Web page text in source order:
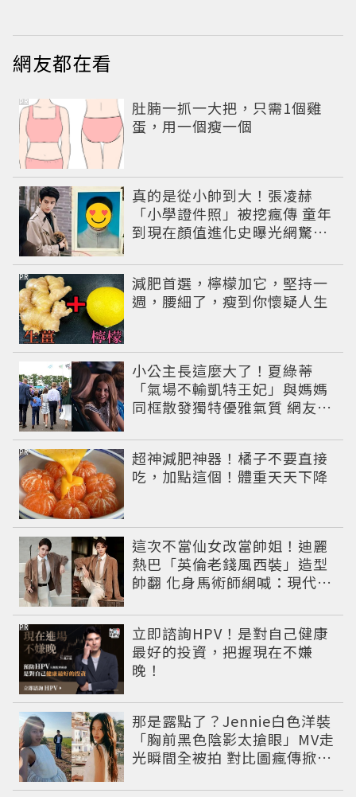
網友都在看
肚腩一抓一大把，只需1個雞
蛋，用一個瘦一個
PR
真的是從小帥到大！張凌赫
「小學證件照」被挖瘋傳 童年
到現在顏值進化史曝光網驚：
減肥首選，檸檬加它，堅持一
週，腰細了，瘦到你懷疑人生
PR
小公主長這麼大了！夏綠蒂
「氣場不輸凱特王妃」與媽媽
同框散發獨特優雅氣質 網友狂
超神減肥神器！橘子不要直接
吃，加點這個！體重天天下降
PR
這次不當仙女改當帥姐！迪麗
熱巴「英倫老錢風西裝」造型
帥翻 化身馬術師網喊：現代版
立即諮詢HPV！是對自己健康
最好的投資，把握現在不嫌
晚！
PR
那是露點了？Jennie白色洋裝
「胸前黑色陰影太搶眼」MV走
光瞬間全被拍 對比圖瘋傳掀論